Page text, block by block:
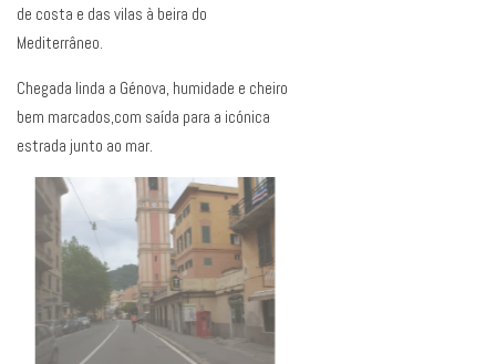
de costa e das vilas à beira do
Mediterrâneo.
Chegada linda a Génova, humidade e cheiro
bem marcados,com saída para a icónica
estrada junto ao mar.